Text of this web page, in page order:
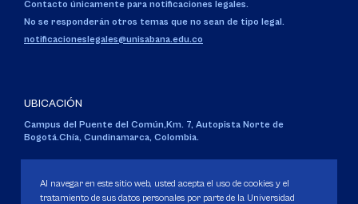
Contacto únicamente para notificaciones legales.
No se responderán otros temas que no sean de tipo legal.
notificacioneslegales@unisabana.edu.co
UBICACIÓN
Campus del Puente del Común,Km. 7, Autopista Norte de
Bogotá.Chía, Cundinamarca, Colombia.
Personería Jurídica:Resolución 130 del 14 de enero de 1980.
Ministerio de Educación Nacional.
Al navegar en este sitio web, usted acepta el uso de cookies y el
tratamiento de sus datos personales por parte de la Universidad